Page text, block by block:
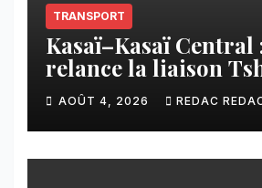
TRANSPORT
Kasaï–Kasaï Central
relance la liaison
Tshiamu pour
échanges
AOÛT 4, 2026 REDAC